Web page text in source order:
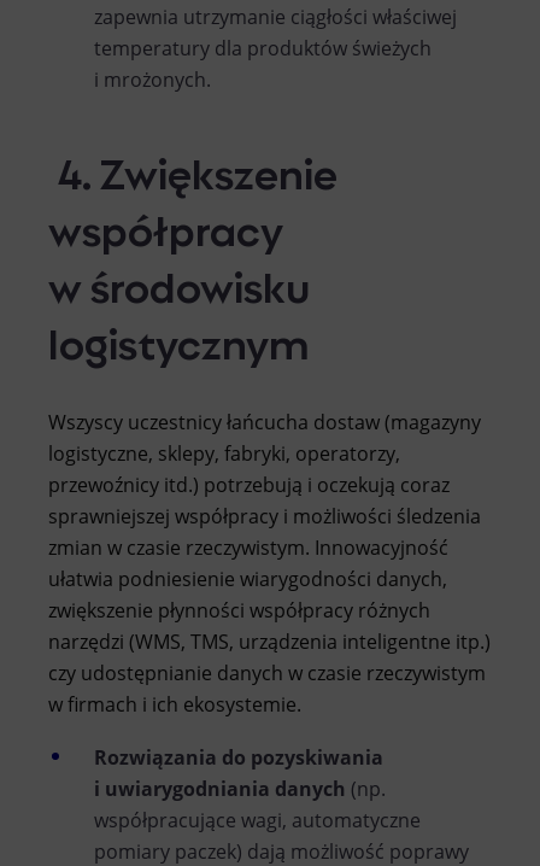
zapewnia utrzymanie ciągłości właściwej
temperatury dla produktów świeżych
i mrożonych.
4. Zwiększenie
współpracy
w środowisku
logistycznym
Wszyscy uczestnicy łańcucha dostaw (magazyny
logistyczne, sklepy, fabryki, operatorzy,
przewoźnicy itd.) potrzebują i oczekują coraz
sprawniejszej współpracy i możliwości śledzenia
zmian w czasie rzeczywistym. Innowacyjność
ułatwia podniesienie wiarygodności danych,
zwiększenie płynności współpracy różnych
narzędzi (WMS, TMS, urządzenia inteligentne itp.)
czy udostępnianie danych w czasie rzeczywistym
w firmach i ich ekosystemie.
Rozwiązania do pozyskiwania
i uwiarygodniania danych (np.
współpracujące wagi, automatyczne
pomiary paczek) dają możliwość poprawy